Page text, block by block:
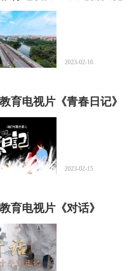
2023-02-16
育电视片《青春日记》
2023-02-15
育电视片《对话》